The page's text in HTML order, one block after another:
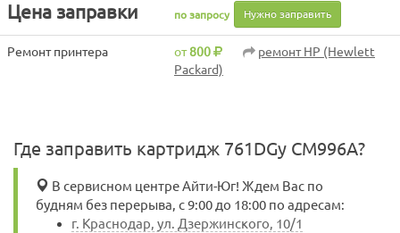
Цена заправки по запросу Нужно заправить
Ремонт принтера от800
ремонт HP (Hewlett
Packard)
Где заправить картридж 761DGy CM996A?
В сервисном центре Айти-Юг! Ждем Вас по
будням без перерыва, с 9:00 до 18:00 по адресам:
г. Краснодар, ул. Дзержинского, 10/1